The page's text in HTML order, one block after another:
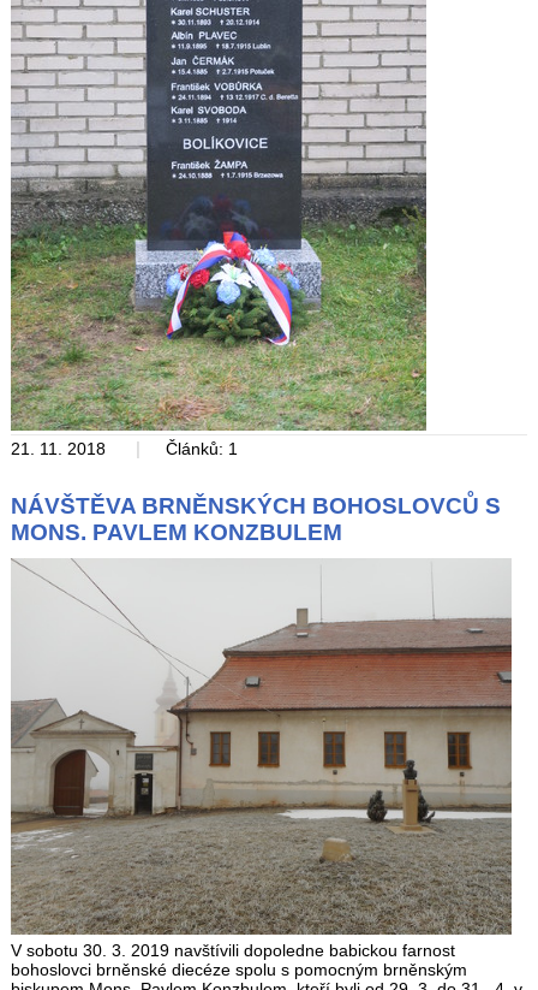
21. 11. 2018 | Článků: 1
NÁVŠTĚVA BRNĚNSKÝCH BOHOSLOVCŮ S
MONS. PAVLEM KONZBULEM
V sobotu 30. 3. 2019 navštívili dopoledne babickou farnost
bohoslovci brněnské diecéze spolu s pomocným brněnským